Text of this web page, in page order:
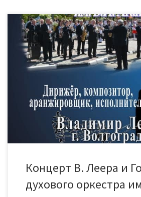
18 октября в 15.00 в Большом зале Дома
труда” состоится концерт Городского
В.И. Агапкина, руководитель С.М. Маряч.
гость программы — дирижёр,
исполнитель Владимир Леер, г.
джазовые композиции, выступления
полное погружение в атмосферу
живого звука гарантировано! Билеты
Концерт В. Леера и
духового оркестра